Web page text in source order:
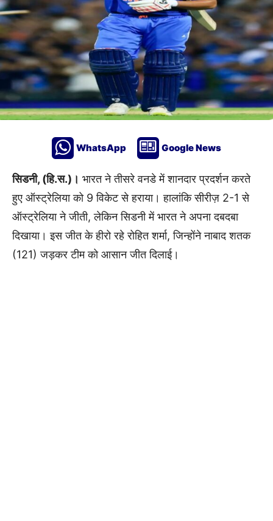
WhatsApp Google News
सिडनी, (हि.स.)। भारत ने तीसरे वनडे में शानदार प्रदर्शन करते
हुए ऑस्ट्रेलिया को 9 विकेट से हराया। हालांकि सीरीज़ 2-1 से
ऑस्ट्रेलिया ने जीती, लेकिन सिडनी में भारत ने अपना दबदबा
दिखाया। इस जीत के हीरो रहे रोहित शर्मा, जिन्होंने नाबाद शतक
(121) जड़कर टीम को आसान जीत दिलाई।